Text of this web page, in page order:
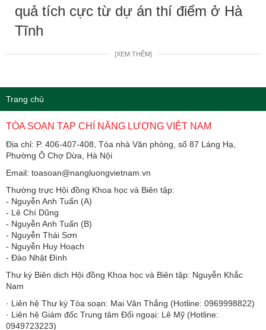
quả tích cực từ dự án thí điểm ở Hà
Tĩnh
[XEM THÊM]
Trang chủ
TÒA SOẠN TẠP CHÍ NĂNG LƯỢNG VIỆT NAM
Địa chỉ: P. 406-407-408, Tòa nhà Văn phòng, số 87 Láng Hạ,
Phường Ô Chợ Dừa, Hà Nội
Email: toasoan@nangluongvietnam.vn
Thường trực Hội đồng Khoa học và Biên tập:
​​​​​​- Nguyễn Anh Tuấn (A)
- Lê Chí Dũng
- Nguyễn Anh Tuấn (B)
- Nguyễn Thái Sơn
- Nguyễn Huy Hoạch
- Đào Nhật Đình
Thư ký Biên dịch Hội đồng Khoa học và Biên tập: Nguyễn Khắc
Nam
· Liên hệ Thư ký Tòa soạn: Mai Văn Thắng (Hotline: 0969998822)
· Liên hệ Giám đốc Trung tâm Đối ngoại: Lê Mỹ (Hotline:
0949723223)